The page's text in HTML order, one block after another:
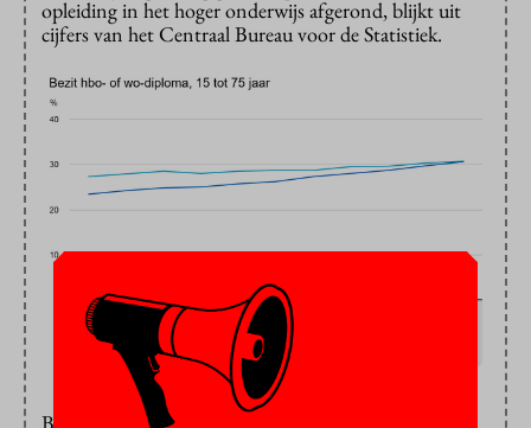
opleiding in het hoger onderwijs afgerond, blijkt uit
cijfers van het Centraal Bureau voor de Statistiek.
Bron: CBS